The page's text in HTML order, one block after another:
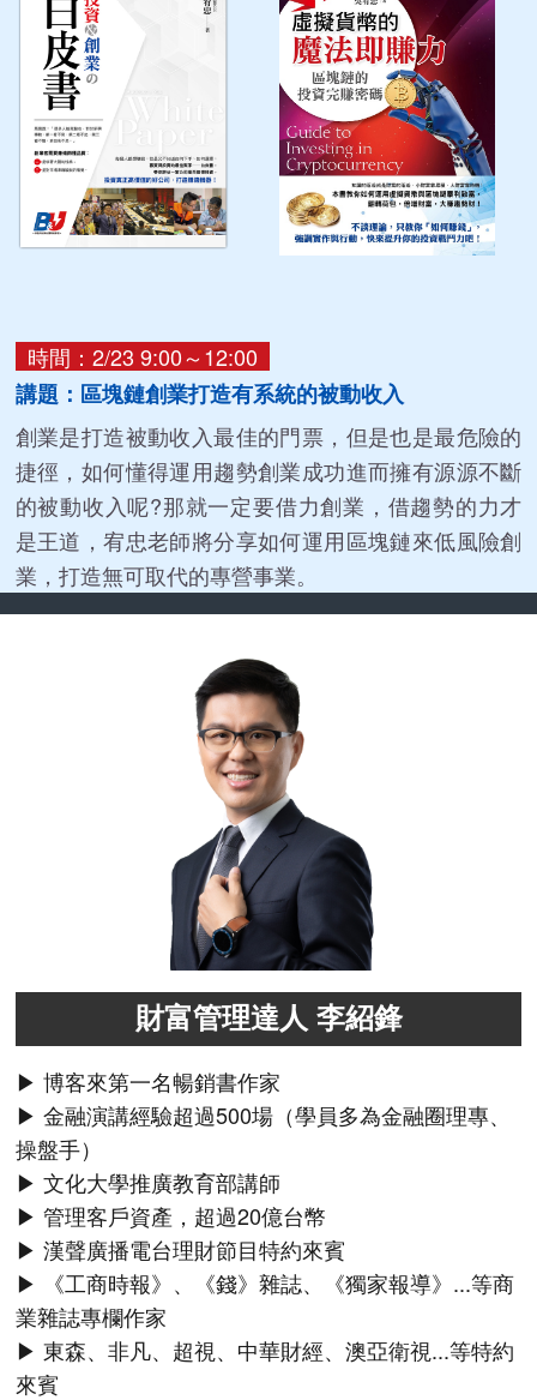
時間：2/23 9:00～12:00
講題：區塊鏈創業打造有系統的被動收入
創業是打造被動收入最佳的門票，但是也是最危險的
捷徑，如何懂得運用趨勢創業成功進而擁有源源不斷
的被動收入呢?那就一定要借力創業，借趨勢的力才
是王道，宥忠老師將分享如何運用區塊鏈來低風險創
業，打造無可取代的專營事業。
財富管理達人 李紹鋒
▶ 博客來第一名暢銷書作家
▶ 金融演講經驗超過500場（學員多為金融圈理專、
操盤手）
▶ 文化大學推廣教育部講師
▶ 管理客戶資產，超過20億台幣
▶ 漢聲廣播電台理財節目特約來賓
▶ 《工商時報》、《錢》雜誌、《獨家報導》...等商
業雜誌專欄作家
▶ 東森、非凡、超視、中華財經、澳亞衛視...等特約
來賓